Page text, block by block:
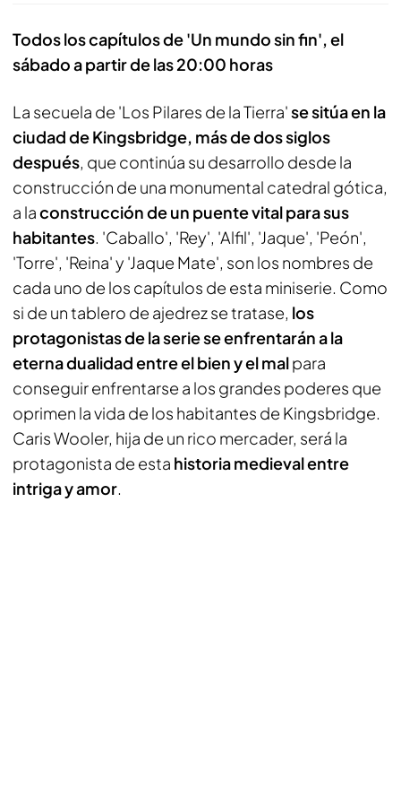
Todos los capítulos de 'Un mundo sin fin', el
sábado a partir de las 20:00 horas
La secuela de 'Los Pilares de la Tierra'se sitúa en la
ciudad de Kingsbridge, más de dos siglos
después, que continúa su desarrollo desde la
construcción de una monumental catedral gótica,
a laconstrucción de un puente vital para sus
habitantes. 'Caballo', 'Rey', 'Alfil', 'Jaque', 'Peón',
'Torre', 'Reina' y 'Jaque Mate', son los nombres de
cada uno de los capítulos de esta miniserie. Como
si de un tablero de ajedrez se tratase, los
protagonistas de la serie se enfrentarán a la
eterna dualidad entre el bien y el malpara
conseguir enfrentarse a los grandes poderes que
oprimen la vida de los habitantes de Kingsbridge.
Caris Wooler, hija de un rico mercader, será la
protagonista de esta historia medieval entre
intriga y amor.